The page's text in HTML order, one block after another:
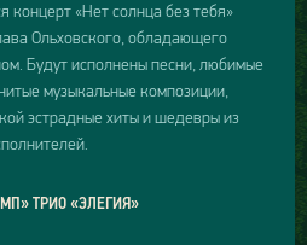
концерт «Нет солнца без тебя»
Ольховского, обладающего
Будут исполнены песни, любимые
музыкальные композиции,
эстрадные хиты и шедевры из
ТРИО «ЭЛЕГИЯ»